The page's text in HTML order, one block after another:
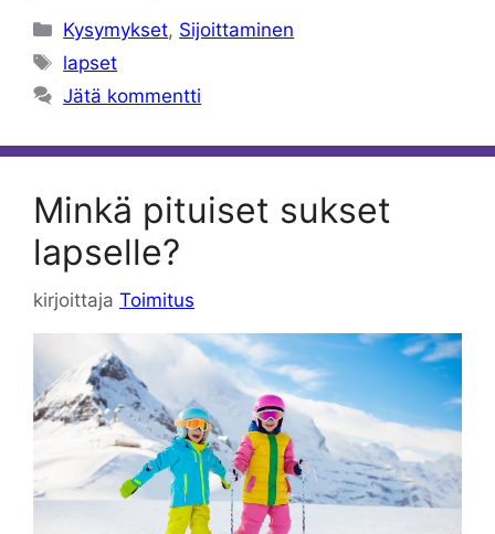
Kategoriat
Kysymykset, Sijoittaminen
Avainsanat
lapset
Jätä kommentti
Minkä pituiset sukset
lapselle?
kirjoittaja Toimitus